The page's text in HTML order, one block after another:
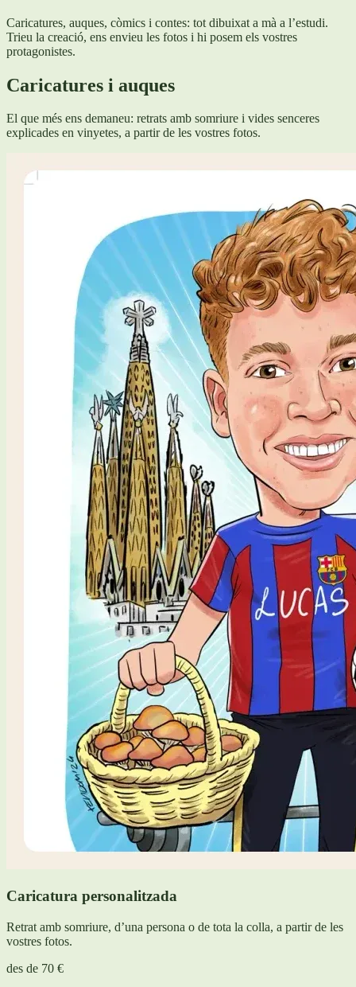
Caricatures, auques, còmics i contes: tot dibuixat a mà a l’estudi.
Trieu la creació, ens envieu les fotos i hi posem els vostres
protagonistes.
Caricatures i auques
El que més ens demaneu: retrats amb somriure i vides senceres
explicades en vinyetes, a partir de les vostres fotos.
Caricatura personalitzada
Retrat amb somriure, d’una persona o de tota la colla, a partir de les
vostres fotos.
des de 70 €